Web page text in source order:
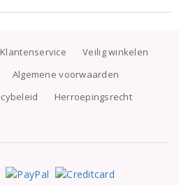
Klantenservice
Veilig winkelen
Algemene voorwaarden
Herroepingsrecht